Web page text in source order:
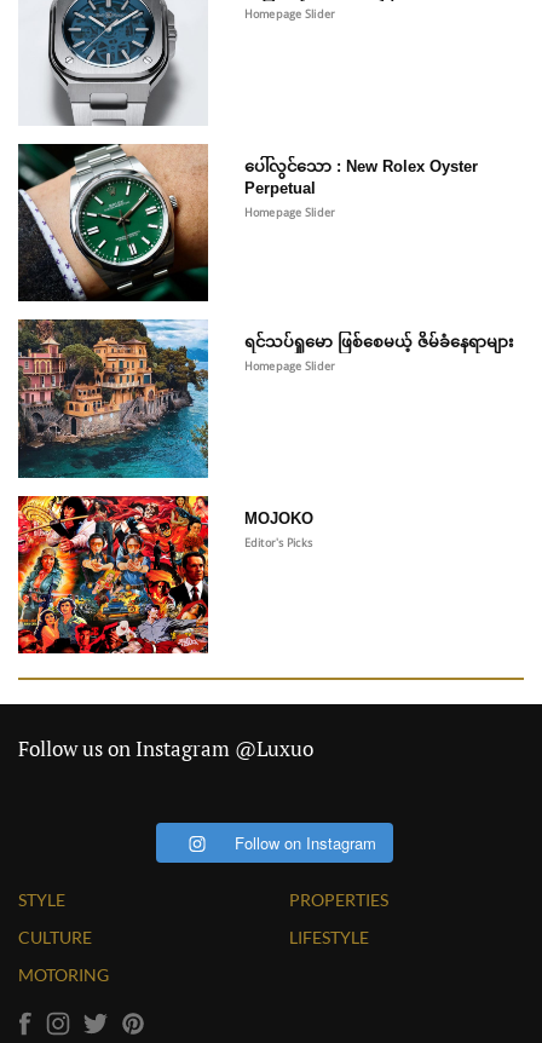
Homepage Slider
ပေါ်လွင်သော : New Rolex Oyster
Perpetual
Homepage Slider
ရင်သပ်ရှုမော ဖြစ်စေမယ့် ဇိမ်ခံနေရာများ
Homepage Slider
MOJOKO
Editor's Picks
Follow us on Instagram @Luxuo
Follow on Instagram
STYLE
CULTURE
MOTORING
PROPERTIES
LIFESTYLE